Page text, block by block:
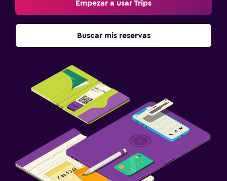
Empezar a usar Trips
Buscar mis reservas